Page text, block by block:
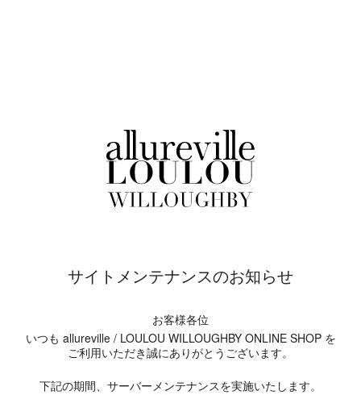
サイトメンテナンスのお知らせ
お客様各位
いつも allureville / LOULOU WILLOUGHBY ONLINE SHOP を
ご利用いただき誠にありがとうございます。
下記の期間、サーバーメンテナンスを実施いたします。